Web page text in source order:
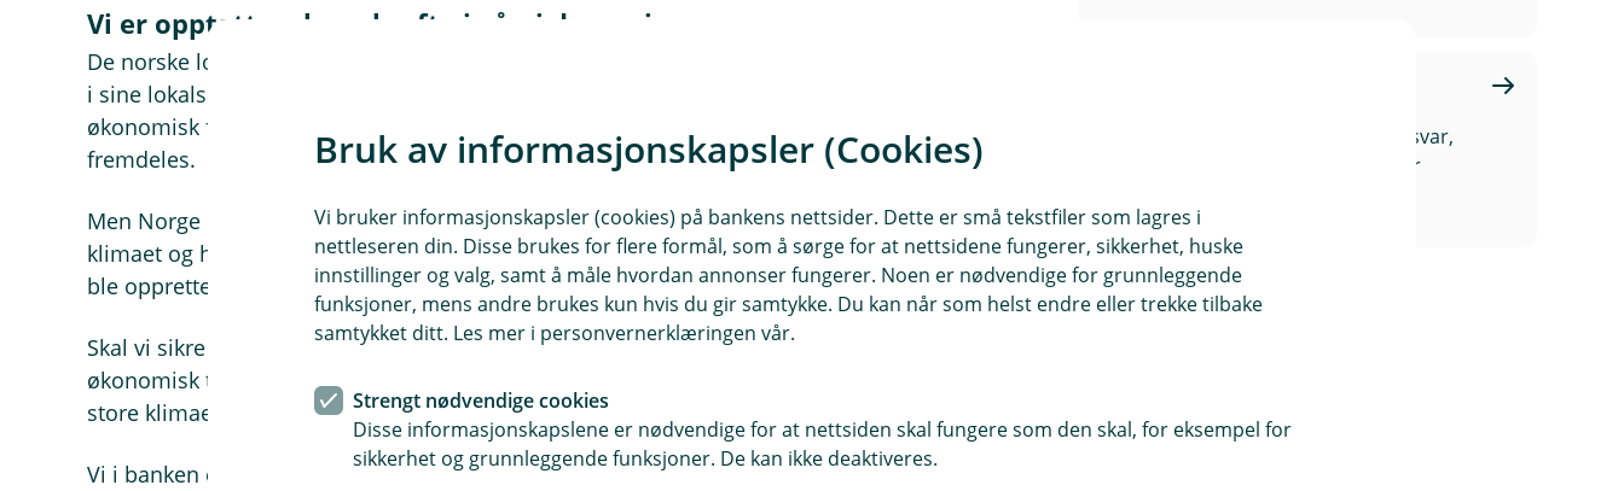
Vi er opptatt av bærekraft - i går, i dag og i morgen
De norske lokalbankene ble opprettet for å bidra til vekst og økonomisk utvikling
i sine lokalsamfunn, og for å gi vanlige folk mulighet til å spare for en tryggere
økonomisk fremtid. Det var bærekraft i praksis den gangen, og det er det
fremdeles.
Men Norge og verden har også forandret seg. Vi mennesker påvirker nå naturen,
klimaet og hverandre på måter som ingen hadde kunnet forestille seg da banken
ble opprettet. Derfor handler bærekraft i vår tid også om noe mer.
Skal vi sikre at landet vårt forblir et godt sted å bo i fremtiden også, må vi ha
økonomisk trygghet og arbeidsplasser. Vi må behandle hverandre bra, og unngå
store klimaendringer og naturødeleggelser.
Vi i banken er ikke eksperter på klima eller natur, men vi kan ganske mye om
Vi bevisst på vårt samfunnsansvar,
og hvert år gir vi store summer
Bruk av informasjonskapsler (Cookies)
Vi bruker informasjonskapsler (cookies) på bankens nettsider. Dette er små tekstfiler som lagres i
nettleseren din. Disse brukes for flere formål, som å sørge for at nettsidene fungerer, sikkerhet, huske
innstillinger og valg, samt å måle hvordan annonser fungerer. Noen er nødvendige for grunnleggende
funksjoner, mens andre brukes kun hvis du gir samtykke. Du kan når som helst endre eller trekke tilbake
samtykket ditt. Les mer i personvernerklæringen vår.
Strengt nødvendige cookies
Disse informasjonskapslene er nødvendige for at nettsiden skal fungere som den skal, for eksempel for
sikkerhet og grunnleggende funksjoner. De kan ikke deaktiveres.